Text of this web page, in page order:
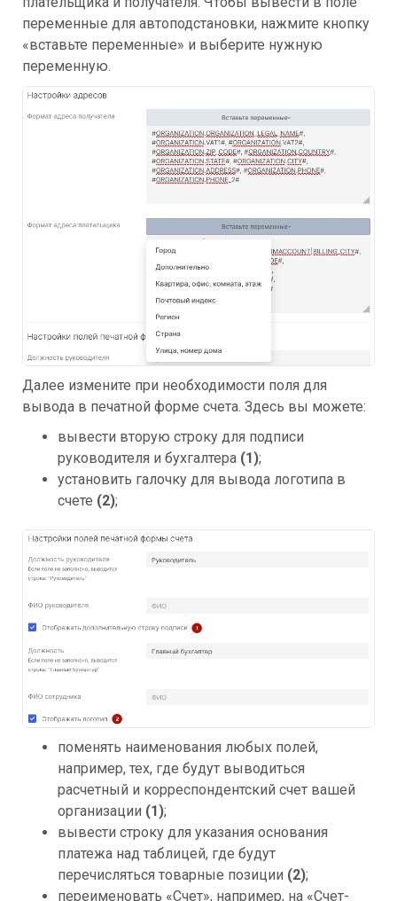
переменные для автоподстановки, нажмите кнопку
«вставьте переменные» и выберите нужную
переменную.
Далее измените при необходимости поля для
вывода в печатной форме счета. Здесь вы можете:
вывести вторую строку для подписи
руководителя и бухгалтера (1);
установить галочку для вывода логотипа в
счете (2);
поменять наименования любых полей,
например, тех, где будут выводиться
расчетный и корреспондентский счет вашей
организации (1);
вывести строку для указания основания
платежа над таблицей, где будут
перечисляться товарные позиции (2);
переименовать «Счет», например, на «Счет-